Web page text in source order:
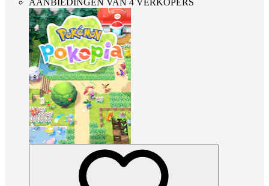
AANBIEDINGEN VAN 4 VERKOPERS